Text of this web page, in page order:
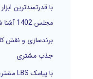
ر
ی
:
با قدرتمندترین
مجلس 1402 آشنا شوید
برندسازی و نقش
جذب مشتری
با پیامک LBS مشتریان خود را تور کنید!